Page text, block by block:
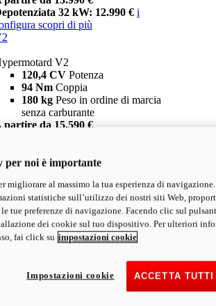
32 kW: 12.990 € i
scopri di più
V2
120,4 CV Potenza
94 Nm Coppia
180 kg Peso in ordine di marcia
senza carburante
partire da 15.590 €
SP
V2 SP
120,4 CVPotenza
94 NmCoppia
177 kgPeso in ordine di marcia
senza carburante
Depotenziata 35 kW: 18.890 € i
configura scopri di più
per noi è importante
migliorare al massimo la tua esperienza di
statistiche sull’utilizzo dei nostri siti Web,
le tue preferenze di navigazione. Facendo clic sul
dei cookie sul tuo dispositivo. Per ulteriori
fai click su impostazioni cookie
ACCETTA
Impostazioni cookie